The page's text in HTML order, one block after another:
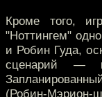
Кроме того,
"Ноттингем"
и Робин Гуда,
сценарий —
(Робин-